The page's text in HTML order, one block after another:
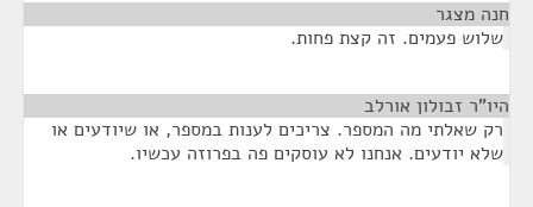
חנה מצגר
שלוש פעמים. זה קצת פחות.
היו"ר זבולון אורלב
רק שאלתי מה המספר. צריכים לענות במספר, או שיודעים או
שלא יודעים. אנחנו לא עוסקים פה בפרוזה עכשיו.